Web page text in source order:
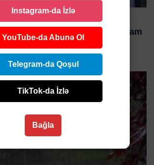
və yağışlı hava şəraiti davam
Instagram-da İzlə
YouTube-da Abunə Ol
Telegram-da Qoşul
TikTok-da İzlə
Bağla